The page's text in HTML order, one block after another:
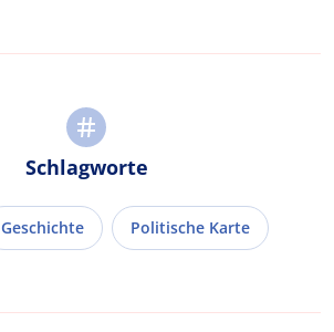
Schlagworte
Geschichte Politische Karte